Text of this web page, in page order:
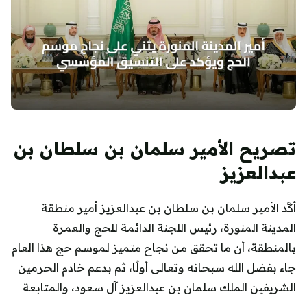
تصريح الأمير سلمان بن سلطان بن
عبدالعزيز
أكَّد الأمير سلمان بن سلطان بن عبدالعزيز أمير منطقة
المدينة المنورة، رئيس اللجنة الدائمة للحج والعمرة
بالمنطقة، أن ما تحقق من نجاح متميز لموسم حج هذا العام
جاء بفضل الله سبحانه وتعالى أولًا، ثم بدعم خادم الحرمين
الشريفين الملك سلمان بن عبدالعزيز آل سعود، والمتابعة